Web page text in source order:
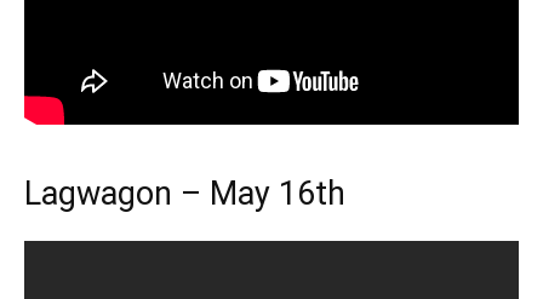
Lagwagon – May 16th